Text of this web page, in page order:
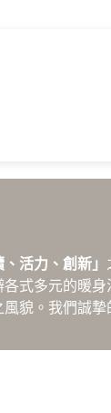
、活力、創新」
式多元的暖
風貌。我們誠